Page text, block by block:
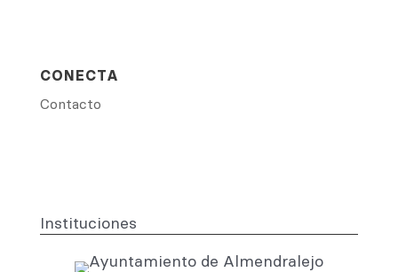
CONECTA
Contacto
Instituciones